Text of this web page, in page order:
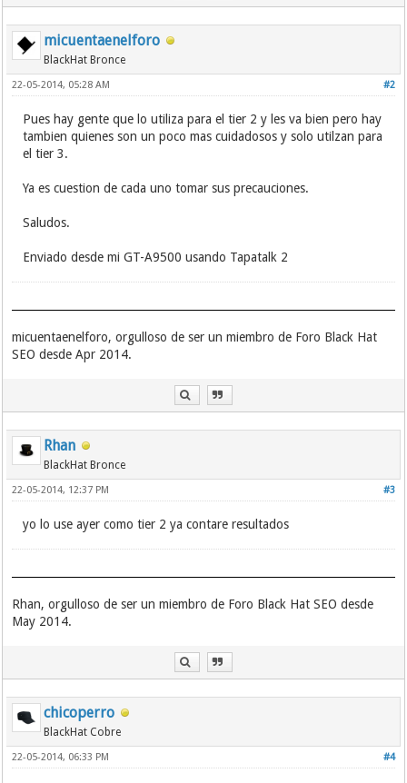
micuentaenelforo
BlackHat Bronce
#2
22-05-2014, 05:28 AM
Pues hay gente que lo utiliza para el tier 2 y les va bien pero hay
tambien quienes son un poco mas cuidadosos y solo utilzan para
el tier 3.
Ya es cuestion de cada uno tomar sus precauciones.
Saludos.
Enviado desde mi GT-A9500 usando Tapatalk 2
micuentaenelforo, orgulloso de ser un miembro de Foro Black Hat
SEO desde Apr 2014.
Rhan
BlackHat Bronce
#3
22-05-2014, 12:37 PM
yo lo use ayer como tier 2 ya contare resultados
Rhan, orgulloso de ser un miembro de Foro Black Hat SEO desde
May 2014.
chicoperro
BlackHat Cobre
#4
22-05-2014, 06:33 PM